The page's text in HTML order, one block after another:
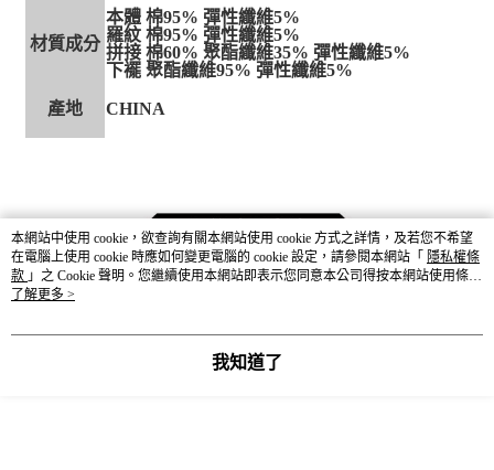
材質成分
本體 棉95% 彈性纖維5%
羅紋 棉95% 彈性纖維5%
拼接 棉60% 聚酯纖維35% 彈性纖維5%
下襬 聚酯纖維95% 彈性纖維5%
產地 CHINA
本網站中使用 cookie，欲查詢有關本網站使用 cookie 方式之詳情，及若您不希望
在電腦上使用 cookie 時應如何變更電腦的 cookie 設定，請參閱本網站「 隱私權條
款 」之 Cookie 聲明。您繼續使用本網站即表示您同意本公司得按本網站使用條款
之 Cookie 聲明使用 cookie。
了解更多 >
我知道了